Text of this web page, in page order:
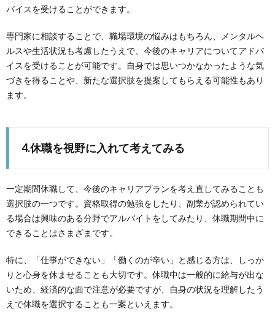
バイスを受けることができます。
専門家に相談することで、職場環境の悩みはもちろん、メンタルヘ
ルスや生活状況も考慮したうえで、今後のキャリアについてアドバ
イスを受けることが可能です。自身では思いつかなかったような気
づきを得ることや、新たな選択肢を提案してもらえる可能性もあり
ます。
4.休職を視野に入れて考えてみる
一定期間休職して、今後のキャリアプランを考え直してみることも
選択肢の一つです。資格取得の勉強をしたり、副業が認められてい
る場合は興味のある分野でアルバイトをしてみたり、休職期間中に
できることはさまざまです。
特に、「仕事ができない」「働くのが辛い」と感じる方は、しっか
りと心身を休ませることも大切です。休職中は一般的に給与が出な
いため、経済的な面で注意が必要ですが、自身の状況を理解したう
えで休職を選択することも一案といえます。